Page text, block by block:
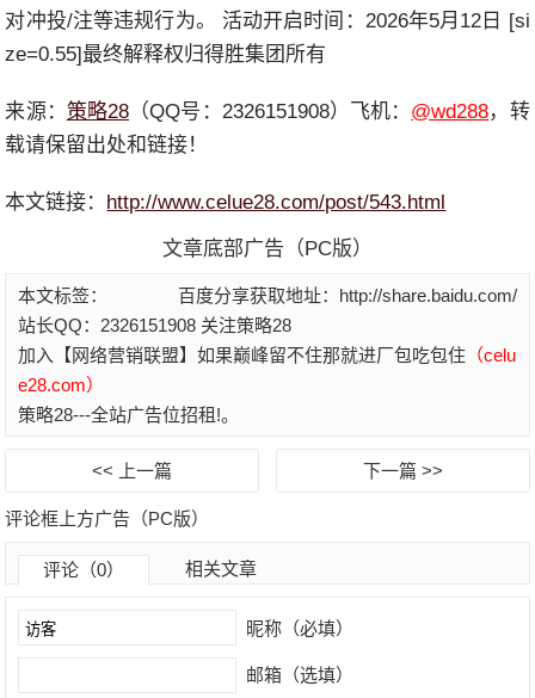
对冲投/注等违规行为。 活动开启时间：2026年5月12日 [si
ze=0.55]最终解释权归得胜集团所有
来源： 策略28 （QQ号：2326151908）飞机： @wd288，转
载请保留出处和链接！
本文链接： http://www.celue28.com/post/543.html
文章底部广告（PC版）
百度分享获取地址：http://share.baidu.com/
本文标签：
站长QQ：2326151908 关注策略28
加入【网络营销联盟】如果巅峰留不住那就进厂包吃包住 （celu
e28.com）
策略28---全站广告位招租!。
<< 上一篇 下一篇 >>
评论框上方广告（PC版）
评论（0） 相关文章
昵称（必填）
邮箱（选填）